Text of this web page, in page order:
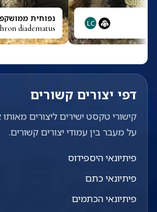
LC נפוחית
diadematus
דפי יצורים קשורים
קישורי טקסט ישירים ליצורים
על מעבר בין עמודי יצורים קשורים.
פיתיונאי היספידוס
פיתיונאי כתם
פיתיונאי הכתמים